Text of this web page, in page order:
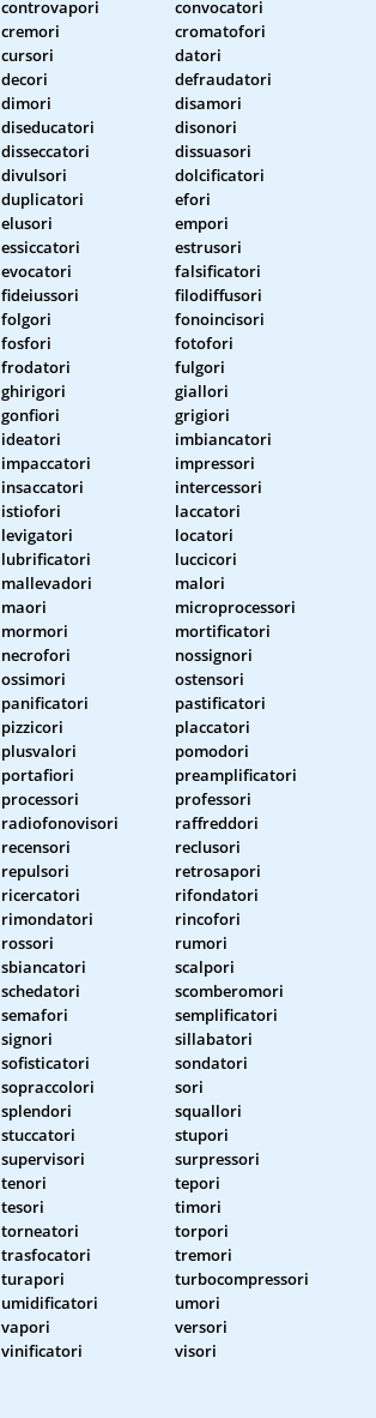
controvapori
convocatori
cremori
cromatofori
cursori
datori
decori
defraudatori
dimori
disamori
diseducatori
disonori
disseccatori
dissuasori
divulsori
dolcificatori
duplicatori
efori
elusori
empori
essiccatori
estrusori
evocatori
falsificatori
fideiussori
filodiffusori
folgori
fonoincisori
fosfori
fotofori
frodatori
fulgori
ghirigori
giallori
gonfiori
grigiori
ideatori
imbiancatori
impaccatori
impressori
insaccatori
intercessori
istiofori
laccatori
levigatori
locatori
lubrificatori
luccicori
mallevadori
malori
maori
microprocessori
mormori
mortificatori
necrofori
nossignori
ossimori
ostensori
panificatori
pastificatori
pizzicori
placcatori
plusvalori
pomodori
portafiori
preamplificatori
processori
professori
radiofonovisori
raffreddori
recensori
reclusori
repulsori
retrosapori
ricercatori
rifondatori
rimondatori
rincofori
rossori
rumori
sbiancatori
scalpori
schedatori
scomberomori
semafori
semplificatori
signori
sillabatori
sofisticatori
sondatori
sopraccolori
sori
splendori
squallori
stuccatori
stupori
supervisori
surpressori
tenori
tepori
tesori
timori
torneatori
torpori
trasfocatori
tremori
turapori
turbocompressori
umidificatori
umori
vapori
versori
vinificatori
visori